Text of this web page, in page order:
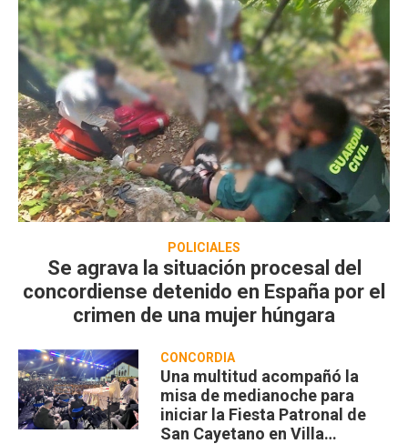
POLICIALES
Se agrava la situación procesal del
concordiense detenido en España por el
crimen de una mujer húngara
CONCORDIA
Una multitud acompañó la
misa de medianoche para
iniciar la Fiesta Patronal de
San Cayetano en Villa